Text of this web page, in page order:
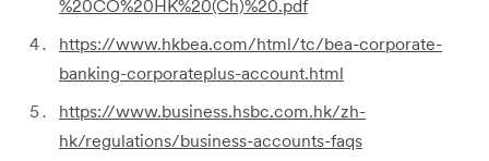
%20CO%20HK%20(Ch)%20.pdf
https://www.hkbea.com/html/tc/bea-corporate-
banking-corporateplus-account.html
https://www.business.hsbc.com.hk/zh-
hk/regulations/business-accounts-faqs